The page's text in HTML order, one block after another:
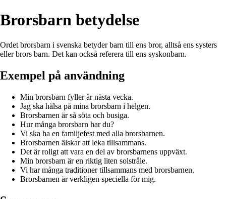
Brorsbarn betydelse
Ordet brorsbarn i svenska betyder barn till ens bror, alltså ens systers
eller brors barn. Det kan också referera till ens syskonbarn.
Exempel på användning
Min brorsbarn fyller år nästa vecka.
Jag ska hälsa på mina brorsbarn i helgen.
Brorsbarnen är så söta och busiga.
Hur många brorsbarn har du?
Vi ska ha en familjefest med alla brorsbarnen.
Brorsbarnen älskar att leka tillsammans.
Det är roligt att vara en del av brorsbarnens uppväxt.
Min brorsbarn är en riktig liten solstråle.
Vi har många traditioner tillsammans med brorsbarnen.
Brorsbarnen är verkligen speciella för mig.